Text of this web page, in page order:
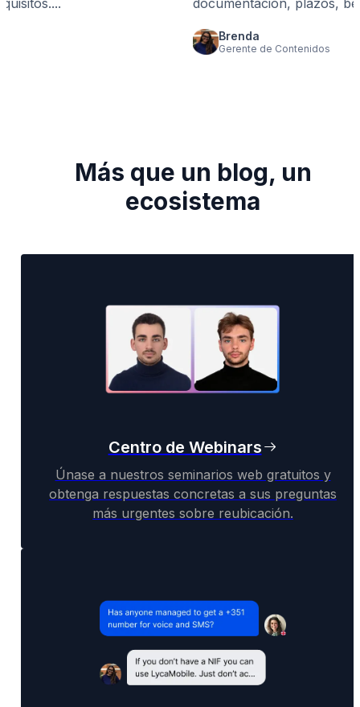
Brenda
Gerente de Contenidos
Más que un blog, un
ecosistema
Centro de Webinars
Únase a nuestros seminarios web gratuitos y
obtenga respuestas concretas a sus preguntas
más urgentes sobre reubicación.